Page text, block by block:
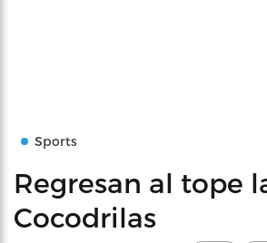
Sports
Regresan al tope
Cocodrilas